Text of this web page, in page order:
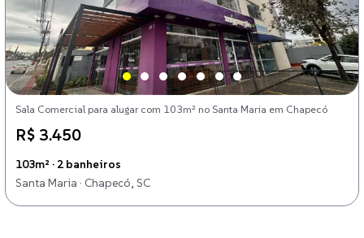
Sala Comercial para alugar com 103m² no Santa Maria em Chapecó
R$ 3.450
103m² · 2 banheiros
Santa Maria · Chapecó, SC